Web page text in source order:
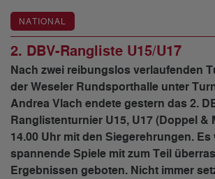
NATIONAL
2. DBV-Rangliste U15/U17
Nach zwei reibungslos verlaufenden
der Weseler Rundsporthalle unter
Andrea Vlach endete gestern das 2.
Ranglistenturnier U15, U17 (Doppel &
14.00 Uhr mit den Siegerehrungen. Es
spannende Spiele mit zum Teil
Ergebnissen geboten. Nicht immer